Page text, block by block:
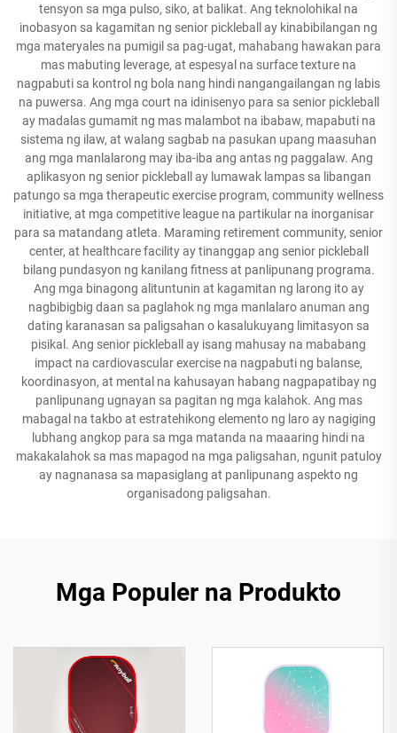
tensyon sa mga pulso, siko, at balikat. Ang teknolohikal na
inobasyon sa kagamitan ng senior pickleball ay kinabibilangan ng
mga materyales na pumigil sa pag-ugat, mahabang hawakan para
mas mabuting leverage, at espesyal na surface texture na
nagpabuti sa kontrol ng bola nang hindi nangangailangan ng labis
na puwersa. Ang mga court na idinisenyo para sa senior pickleball
ay madalas gumamit ng mas malambot na ibabaw, mapabuti na
sistema ng ilaw, at walang sagbab na pasukan upang maasuhan
ang mga manlalarong may iba-iba ang antas ng paggalaw. Ang
aplikasyon ng senior pickleball ay lumawak lampas sa libangan
patungo sa mga therapeutic exercise program, community wellness
initiative, at mga competitive league na partikular na inorganisar
para sa matandang atleta. Maraming retirement community, senior
center, at healthcare facility ay tinanggap ang senior pickleball
bilang pundasyon ng kanilang fitness at panlipunang programa.
Ang mga binagong alituntunin at kagamitan ng larong ito ay
nagbibigbig daan sa paglahok ng mga manlalaro anuman ang
dating karanasan sa paligsahan o kasalukuyang limitasyon sa
pisikal. Ang senior pickleball ay isang mahusay na mababang
impact na cardiovascular exercise na nagpabuti ng balanse,
koordinasyon, at mental na kahusayan habang nagpapatibay ng
panlipunang ugnayan sa pagitan ng mga kalahok. Ang mas
mabagal na takbo at estratehikong elemento ng laro ay nagiging
lubhang angkop para sa mga matanda na maaaring hindi na
makakalahok sa mas mapagod na mga paligsahan, ngunit patuloy
ay nagnanasa sa mapasiglang at panlipunang aspekto ng
organisadong paligsahan.
Mga Populer na Produkto